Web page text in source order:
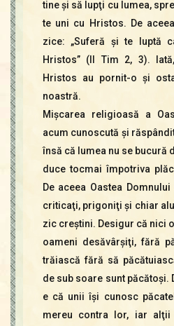
tine şi să lupţi cu lumea,
te uni cu Hristos. De
zice: „Suferă şi te luptă
Hristos” (II Tim 2, 3).
Hristos au pornit-o şi
noastră.
Mişcarea religioasă a
acum cunoscută şi
însă că lumea nu se bucură
duce tocmai împotriva
De aceea Oastea
criticaţi, prigoniţi şi chiar
zic creştini. Desigur că nici
oameni desăvârşiţi, fără
trăiască fără să
de sub soare sunt păcătoşi.
e că unii îşi cunosc
mereu contra lor, iar